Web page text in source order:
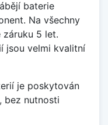
baterie
Na všechny
záruku 5 let.
jsou velmi kvalitní
je poskytován
bez nutnosti